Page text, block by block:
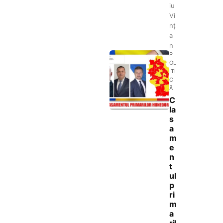
iu
Vi
nț
a
n
P
OL
ITI
C
Ă
C
la
s
a
m
e
n
t
ul
p
ri
m
a